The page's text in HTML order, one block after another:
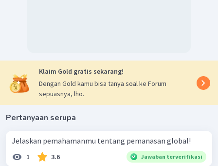
Klaim Gold gratis sekarang!
Dengan Gold kamu bisa tanya soal ke Forum
sepuasnya, lho.
Pertanyaan serupa
Jelaskan pemahamanmu tentang pemanasan global!
1 3.6 Jawaban terverifikasi